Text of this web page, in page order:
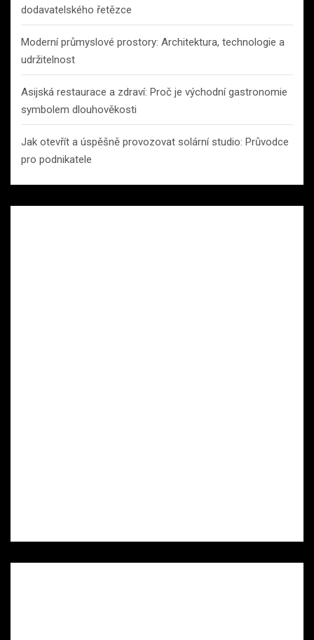
dodavatelského řetězce
Moderní průmyslové prostory: Architektura, technologie a
udržitelnost
Asijská restaurace a zdraví: Proč je východní gastronomie
symbolem dlouhověkosti
Jak otevřít a úspěšně provozovat solární studio: Průvodce
pro podnikatele